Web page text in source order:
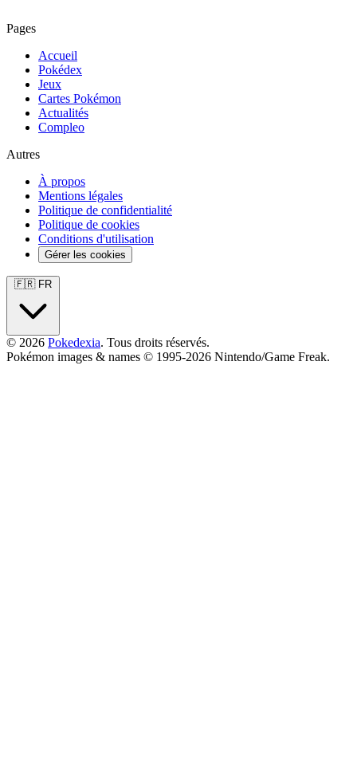
Pages
Accueil
Pokédex
Jeux
Cartes Pokémon
Actualités
Compleo
Autres
À propos
Mentions légales
Politique de confidentialité
Politique de cookies
Conditions d'utilisation
Gérer les cookies
© 2026 Pokedexia. Tous droits réservés.
Pokémon images & names © 1995-2026 Nintendo/Game Freak.